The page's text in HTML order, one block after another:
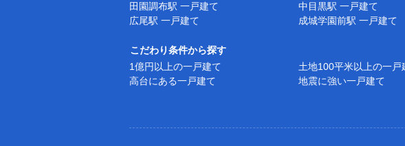
田園調布駅 一戸建て
中目黒駅 一戸建て
広尾駅 一戸建て
成城学園前駅 一戸建て
こだわり条件から探す
1億円以上の一戸建て
土地100平米以上の一戸
高台にある一戸建て
地震に強い一戸建て